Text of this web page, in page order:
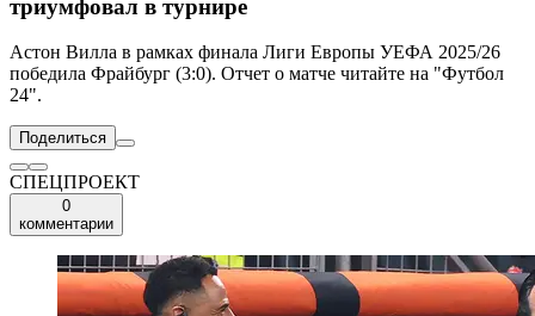
триумфовал в турнире
Астон Вилла в рамках финала Лиги Европы УЕФА 2025/26
победила Фрайбург (3:0). Отчет о матче читайте на "Футбол
24".
Поделиться
СПЕЦПРОЕКТ
0
комментарии